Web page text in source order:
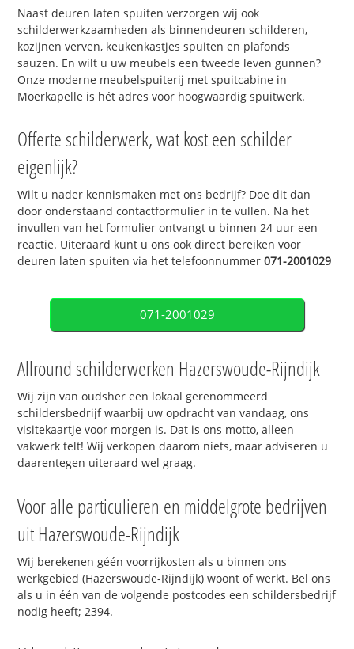
Naast deuren laten spuiten verzorgen wij ook
schilderwerkzaamheden als binnendeuren schilderen,
kozijnen verven, keukenkastjes spuiten en plafonds
sauzen. En wilt u uw meubels een tweede leven gunnen?
Onze moderne meubelspuiterij met spuitcabine in
Moerkapelle is hét adres voor hoogwaardig spuitwerk.
Offerte schilderwerk, wat kost een schilder
eigenlijk?
Wilt u nader kennismaken met ons bedrijf? Doe dit dan
door onderstaand contactformulier in te vullen. Na het
invullen van het formulier ontvangt u binnen 24 uur een
reactie. Uiteraard kunt u ons ook direct bereiken voor
deuren laten spuiten via het telefoonnummer071-2001029
071-2001029
Allround schilderwerken Hazerswoude-Rijndijk
Wij zijn van oudsher een lokaal gerenommeerd
schildersbedrijf waarbij uw opdracht van vandaag, ons
visitekaartje voor morgen is. Dat is ons motto, alleen
vakwerk telt! Wij verkopen daarom niets, maar adviseren u
daarentegen uiteraard wel graag.
Voor alle particulieren en middelgrote bedrijven
uit Hazerswoude-Rijndijk
Wij berekenen géén voorrijkosten als u binnen ons
werkgebied (Hazerswoude-Rijndijk) woont of werkt. Bel ons
als u in één van de volgende postcodes een schildersbedrijf
nodig heeft; 2394.